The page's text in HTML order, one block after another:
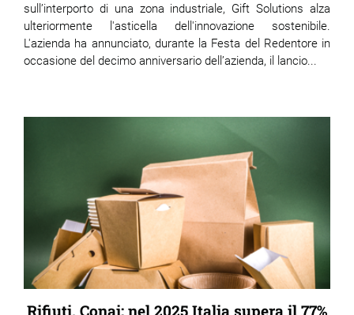
sull’interporto di una zona industriale, Gift Solutions alza
ulteriormente l'asticella dell'innovazione sostenibile.
L'azienda ha annunciato, durante la Festa del Redentore in
occasione del decimo anniversario dell’azienda, il lancio...
Rifiuti, Conai: nel 2025 Italia supera il 77%